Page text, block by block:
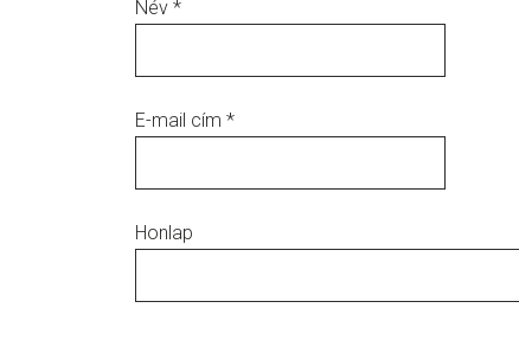
Név *
E-mail cím *
Honlap